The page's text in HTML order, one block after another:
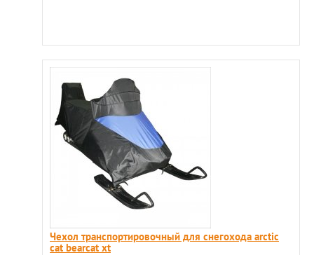
Чехол транспортировочный для снегохода arctic
cat bearcat xt